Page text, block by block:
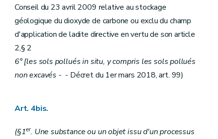
Conseil du 23 avril 2009 relative au stockage
géologique du dioxyde de carbone ou exclu du champ
d'application de ladite directive en vertu de son article
2,§ 2
6° [les sols pollués in situ, y compris les sols pollués
non excavés - - Décret du 1er mars 2018, art. 99)
Art. 4bis.
(§1er. Une substance ou un objet issu d'un processus